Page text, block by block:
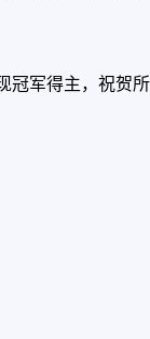
冠军得主，祝贺所